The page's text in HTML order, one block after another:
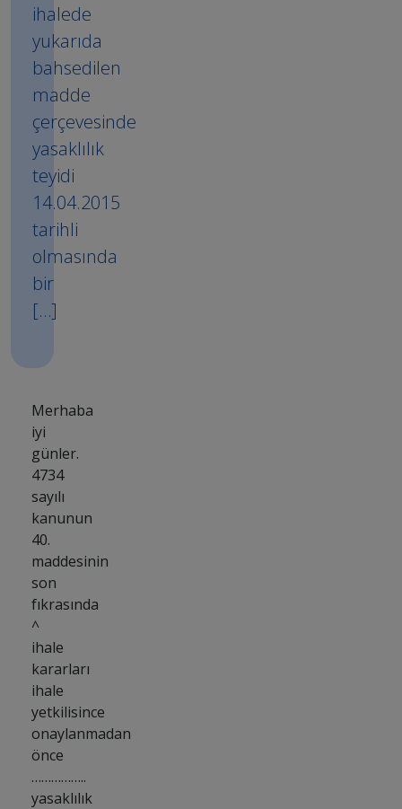
ihalede
yukarıda
bahsedilen
madde
çerçevesinde
yasaklılık
teyidi
14.04.2015
tarihli
olmasında
bir
[…]
Merhaba
iyi
günler.
4734
sayılı
kanunun
40.
maddesinin
son
fıkrasında
^
ihale
kararları
ihale
yetkilisince
onaylanmadan
önce
……………..
yasaklılık